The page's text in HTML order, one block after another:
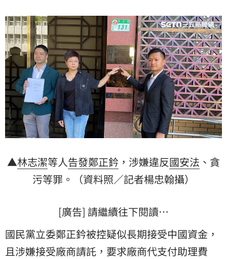
▲林志潔等人告發鄭正鈐 ，涉嫌違反國安法 、 貪
污等罪。（資料照／記者楊忠翰攝）
[廣告] 請繼續往下閱讀…
國民黨立委鄭正鈐被控疑似長期接受中國資金，
且涉嫌接受廠商請託，要求廠商代支付助理費